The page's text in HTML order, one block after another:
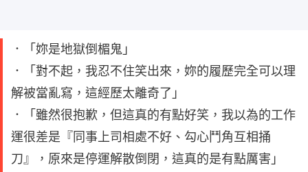
．「妳是地獄倒楣鬼」
．「對不起，我忍不住笑出來，妳的履歷完全可以理
解被當亂寫，這經歷太離奇了」
．「雖然很抱歉，但這真的有點好笑，我以為的工作
運很差是『同事上司相處不好、勾心鬥角互相捅
刀』，原來是停運解散倒閉，這真的是有點厲害」